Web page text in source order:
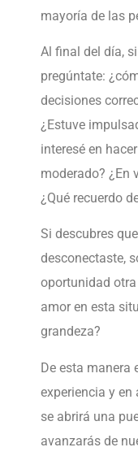
mayoría de las
Al final del día,
pregúntate:
decisiones
¿Estuve
interesé en
moderado? ¿En
¿Qué recuerdo
Si descubres
desconectaste,
oportunidad otra
amor en esta
grandeza?
De esta manera
experiencia y
se abrirá una
avanzarás de